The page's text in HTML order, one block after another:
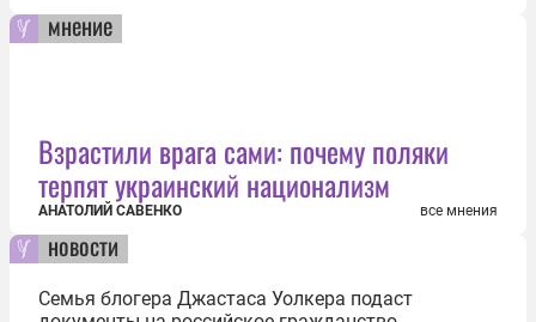
мнение
Взрастили врага сами: почему поляки
терпят украинский национализм
АНАТОЛИЙ САВЕНКО все мнения
новости
Семья блогера Джастаса Уолкера подаст